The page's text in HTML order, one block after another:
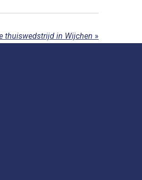
thuiswedstrijd in Wijchen »